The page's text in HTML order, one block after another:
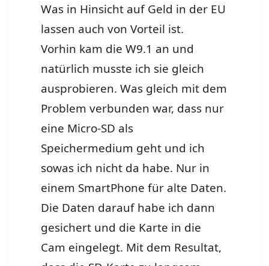
Was in Hinsicht auf Geld in der EU
lassen auch von Vorteil ist.
Vorhin kam die W9.1 an und
natürlich musste ich sie gleich
ausprobieren. Was gleich mit dem
Problem verbunden war, dass nur
eine Micro-SD als
Speichermedium geht und ich
sowas ich nicht da habe. Nur in
einem SmartPhone für alte Daten.
Die Daten darauf habe ich dann
gesichert und die Karte in die
Cam eingelegt. Mit dem Resultat,